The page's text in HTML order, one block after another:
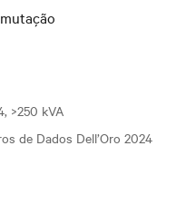
>250 kVA
de Dados Dell’Oro 2024